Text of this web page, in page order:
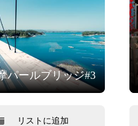
パールブリッジ#3
リストに追加